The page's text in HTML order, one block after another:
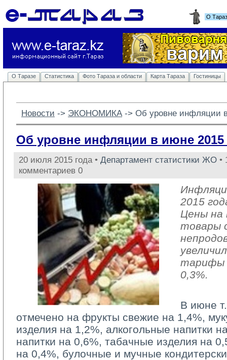
О
О Таразе Статистика Фото Тараза и области Карта Тараза Гостиницы
Новости -> ЭКОНОМИКА -> Об уровне инфляции
Об уровне инфляции в июне 2015
20 июля 2015 года • Департамент статистики ЖО •
комментариев 0
2015
Цены на
товары
тарифы
0,3%.
В июне
отмечено на фрукты свежие на 1,4%,
изделия на 1,2%, алкогольные напитки
напитки на 0,6%, табачные изделия на
на 0,4%, булочные и мучные